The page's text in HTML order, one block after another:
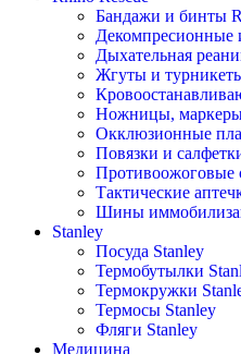
Бандажи и бинты
Декомпресионные
Дыхательная
Жгуты и
Ножницы, маркеры
Окклюзионные
Повязки и
Противоожоговые
Тактические
Шины
Stanley
Посуда Stanley
Термобутылки
Термокружки
Термосы Stanley
Фляги Stanley
Медицина